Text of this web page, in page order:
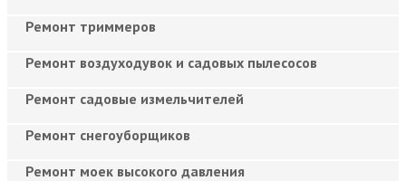
Ремонт триммеров
Ремонт воздуходувок и садовых пылесосов
Ремонт садовые измельчителей
Ремонт снегоуборщиков
Ремонт моек высокого давления